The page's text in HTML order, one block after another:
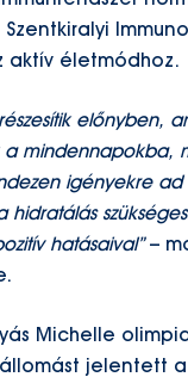
Immuno
aktív életmódhoz.
előnyben,
a mindennapokba,
igényekre ad
hatásaival”–
Michelle
jelentett a